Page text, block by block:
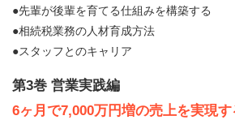
●先輩が後輩を育てる仕組みを構築する
●相続税業務の人材育成方法
●スタッフとのキャリア
第3巻 営業実践編
6ヶ月で7,000万円増の売上を実現